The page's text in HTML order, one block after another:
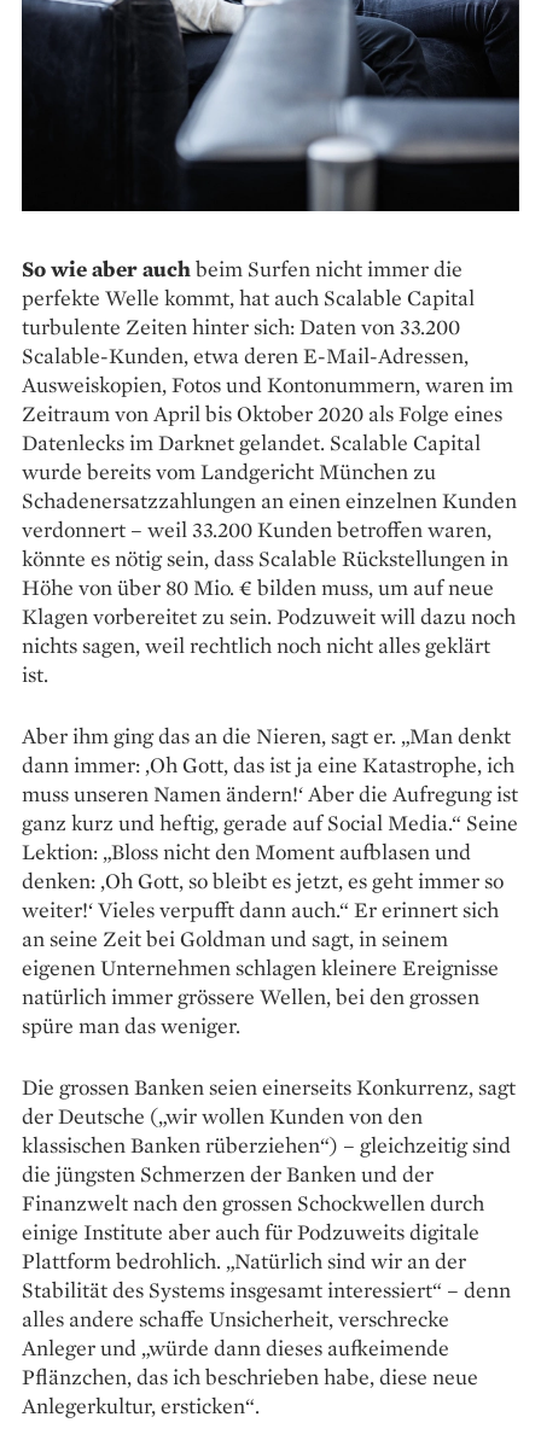
So wie aber auchbeim Surfen nicht immer die
perfekte Welle kommt, hat auch Scalable Capital
turbulente Zeiten hinter sich: Daten von 33.200
Scalable-Kunden, etwa deren E-Mail-Adressen,
Ausweis­kopien, Fotos und Kontonummern, waren im
Zeitraum von April bis Oktober 2020 als Folge eines
Daten­lecks im Darknet gelandet. Scalable Capital
wurde bereits vom Land­gericht München zu
Schadenersatzzahlungen an einen einzelnen Kunden
verdonnert – weil 33.200 Kunden betroffen waren,
könnte es nötig sein, dass Scalable Rückstellungen in
Höhe von über 80 Mio. € bilden muss, um auf neue
Klagen vorbereitet zu sein. Podzuweit will dazu noch
nichts sagen, weil recht­lich noch nicht alles geklärt
ist.
Aber ihm ging das an die Nieren, sagt er. „Man denkt
dann immer: ,Oh Gott, das ist ja eine Katastrophe, ich
muss unseren Namen ändern!‘ Aber die Aufregung ist
ganz kurz und heftig, gerade auf Social Media.“ Seine
Lektion: „Bloss nicht den Moment aufblasen und
denken: ,Oh Gott, so bleibt es jetzt, es geht immer so
weiter!‘ Vieles verpufft dann auch.“ Er erinnert sich
an seine Zeit bei Goldman und sagt, in seinem
eigenen Unternehmen schlagen kleinere Ereignisse
natür­lich immer grössere Wellen, bei den grossen
spüre man das weniger.
Die grossen Banken seien einerseits Konkurrenz, sagt
der Deutsche („wir wollen Kunden von den
klassischen Banken rüber­ziehen“) – gleichzeitig sind
die jüngsten Schmerzen der Banken und der
Finanzwelt nach den grossen Schockwellen durch
einige ­Institute aber auch für Podzu­weits digitale
Plattform bedrohlich. „Na­türlich sind wir an der
Stabilität des Systems insgesamt interessiert“ – denn
alles andere schaffe Unsicherheit, verschrecke
Anleger und „würde dann dieses aufkeimende
Pflänzchen, das ich beschrieben habe, diese neue
Anlegerkultur, ersticken“.